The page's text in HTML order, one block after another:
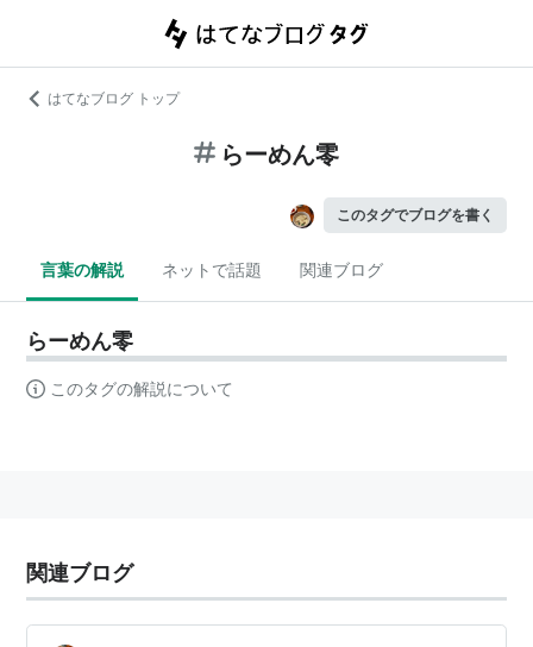
はてなブログ トップ
らーめん零
このタグでブログを書く
言葉の解説 ネットで話題 関連ブログ
らーめん零
このタグの解説について
関連ブログ